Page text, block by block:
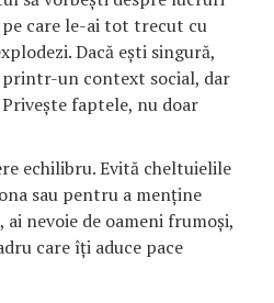
care le-ai tot trecut cu
Dacă ești singură,
printr-un context social, dar
faptele, nu doar
echilibru. Evită cheltuielile
sau pentru a menține
ai nevoie de oameni frumoși,
care îți aduce pace